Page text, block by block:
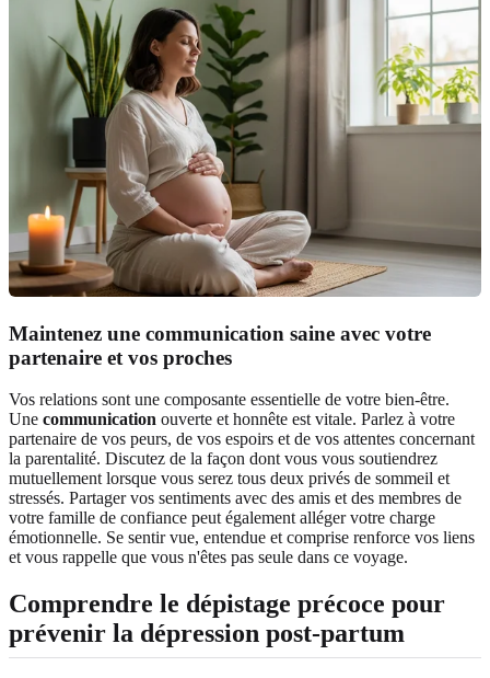
Maintenez une communication saine avec votre
partenaire et vos proches
Vos relations sont une composante essentielle de votre bien-être.
Une communication ouverte et honnête est vitale. Parlez à votre
partenaire de vos peurs, de vos espoirs et de vos attentes concernant
la parentalité. Discutez de la façon dont vous vous soutiendrez
mutuellement lorsque vous serez tous deux privés de sommeil et
stressés. Partager vos sentiments avec des amis et des membres de
votre famille de confiance peut également alléger votre charge
émotionnelle. Se sentir vue, entendue et comprise renforce vos liens
et vous rappelle que vous n'êtes pas seule dans ce voyage.
Comprendre le dépistage précoce pour
prévenir la dépression post-partum